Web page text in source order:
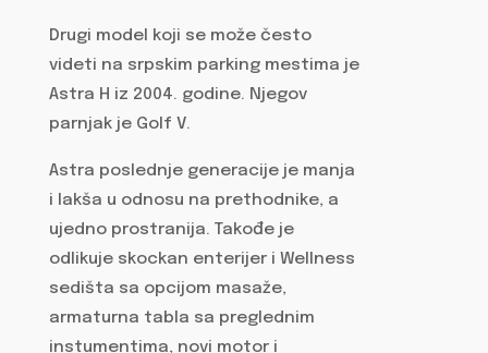
Drugi model koji se može često
videti na srpskim parking mestima je
Astra H iz 2004. godine. Njegov
parnjak je Golf V.
Astra poslednje generacije je manja
i lakša u odnosu na prethodnike, a
ujedno prostranija. Takođe je
odlikuje skockan enterijer i Wellness
sedišta sa opcijom masaže,
armaturna tabla sa preglednim
instumentima, novi motor i